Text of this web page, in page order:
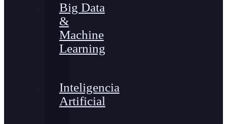
Big Data
&
Machine
Learning
Inteligencia
Artificial